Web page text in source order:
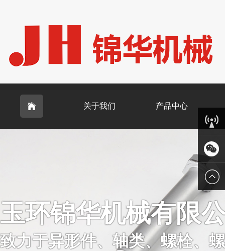
 关于我们 产品中心
玉环锦华机械有限
致力于异形件、轴类、螺栓、
客服中
微信